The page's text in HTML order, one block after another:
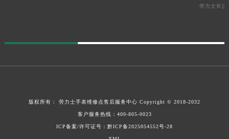
劳力士长沙
版权所有： 劳力士手表维修点售后服务中心 Copyright © 2018-2032
客户服务热线： 400-805-0023
ICP备案/许可证号： 黔ICP备2025054552号-28